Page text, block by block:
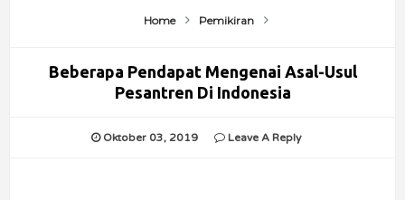
Home Pemikiran
Beberapa Pendapat Mengenai Asal-Usul
Pesantren Di Indonesia
Oktober 03, 2019 Leave A Reply